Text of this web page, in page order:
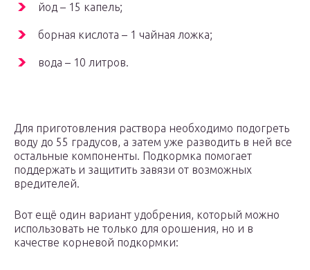
йод – 15 капель;
борная кислота – 1 чайная ложка;
вода – 10 литров.
Для приготовления раствора необходимо подогреть
воду до 55 градусов, а затем уже разводить в ней все
остальные компоненты. Подкормка помогает
поддержать и защитить завязи от возможных
вредителей.
Вот ещё один вариант удобрения, который можно
использовать не только для орошения, но и в
качестве корневой подкормки: